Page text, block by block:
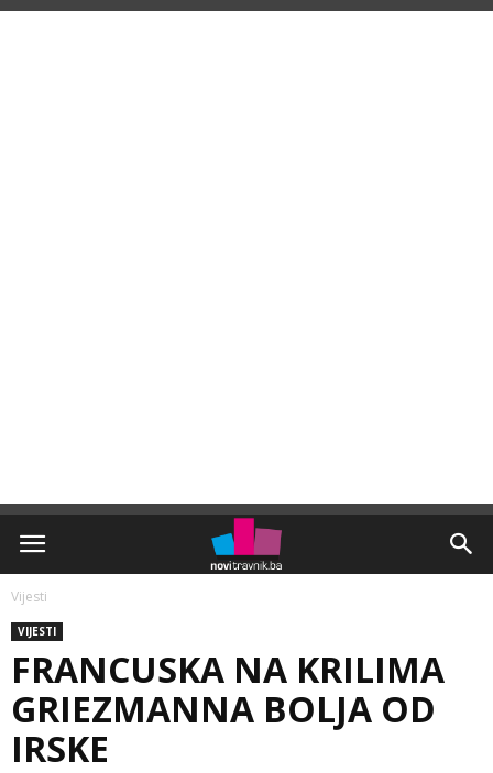
Vijesti
VIJESTI
FRANCUSKA NA KRILIMA
GRIEZMANNA BOLJA OD
IRSKE